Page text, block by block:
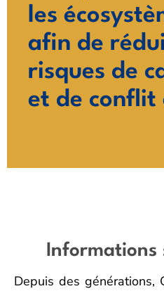
les
afin de
risques de
et de conflit
Informations
Depuis des générations,